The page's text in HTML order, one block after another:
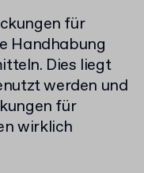
für
Handhabung
Dies liegt
werden und
für
wirklich